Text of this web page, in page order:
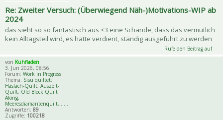
Re: Zweiter Versuch: (Überwiegend Näh-)Motivations-WIP ab
2024
das sieht so so fantastisch aus <3 eine Schande, dass das vermutlich
kein Alltagsteil wird, es hätte verdient, ständig ausgeführt zu werden
Rufe den Beitrag auf
von Kuhfladen
3. Jun 2026, 08:56
Forum: Work in Progress
Thema: Sisu quiltet:
Haslach-Quilt, Auszeit-
Quilt, Old Block Quilt
Along,
Meeresdiamantenquilt, .....
Antworten: 89
Zugriffe: 100218